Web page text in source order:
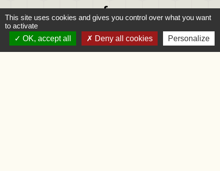
This site uses cookies and gives you control over what you want
to activate
OK, accept all
Deny all cookies Personalize